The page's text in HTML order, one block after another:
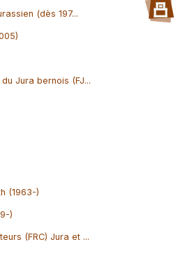
(dès 197...
Jura bernois (FJ...
(1963-)
)
(FRC) Jura et ...